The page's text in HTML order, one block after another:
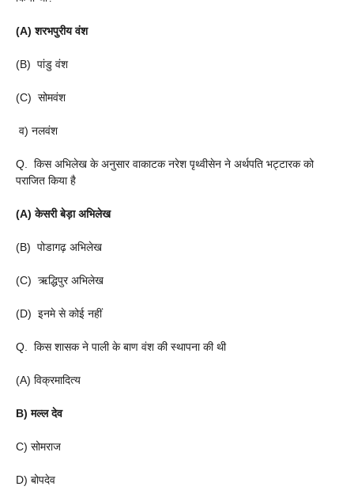
(A) शरभपुरीय वंश
(B) पांडु वंश
(C) सोमवंश
व) नलवंश
Q. किस अभिलेख के अनुसार वाकाटक नरेश पृथ्वीसेन ने अर्थपति भट्टारक को
पराजित किया है
(A) केसरी बेड़ा अभिलेख
(B) पोडागढ़ अभिलेख
(C) ऋद्धिपुर अभिलेख
(D) इनमे से कोई नहीं
Q. किस शासक ने पाली के बाण वंश की स्थापना की थी
(A) विक्रमादित्य
B) मल्ल देव
C) सोमराज
D) बोपदेव